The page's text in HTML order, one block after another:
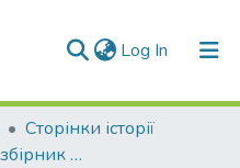
Log In (current)
Сторінки історії
Сторінки історії: збірник наукових праць, Вип. 38